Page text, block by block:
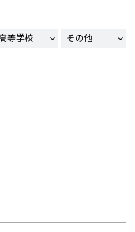
等学校 その他